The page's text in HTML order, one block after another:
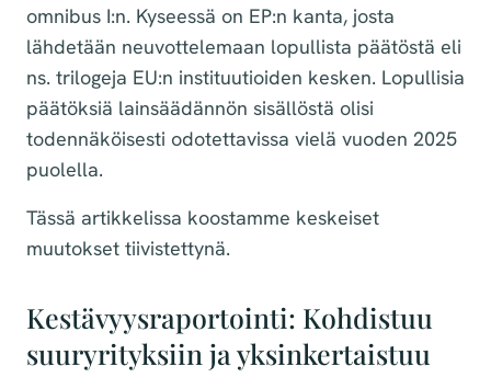
omnibus I:n. Kyseessä on EP:n kanta, josta
lähdetään neuvottelemaan lopullista päätöstä eli
ns. trilogeja EU:n instituutioiden kesken. Lopullisia
päätöksiä lainsäädännön sisällöstä olisi
todennäköisesti odotettavissa vielä vuoden 2025
puolella.
Tässä artikkelissa koostamme keskeiset
muutokset tiivistettynä.
Kestävyysraportointi: Kohdistuu
suuryrityksiin ja yksinkertaistuu